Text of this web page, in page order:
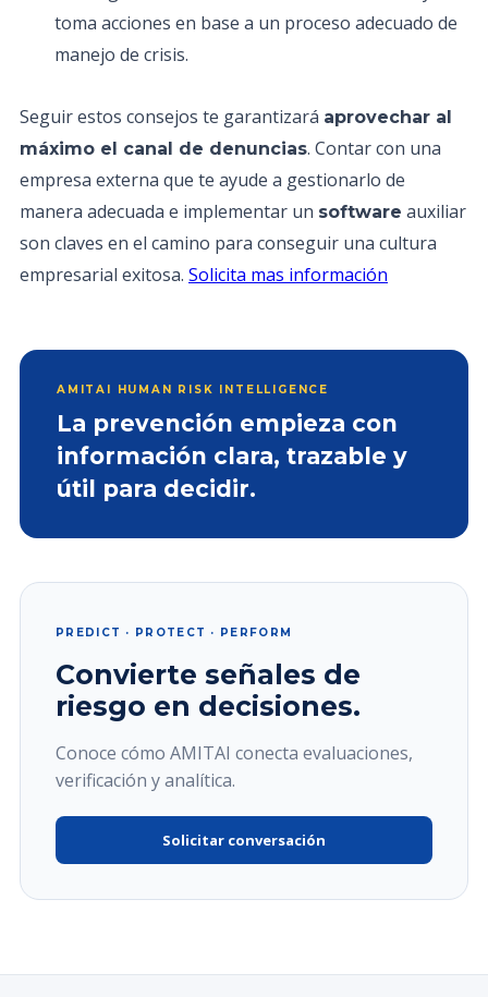
toma acciones en base a un proceso adecuado de
manejo de crisis.
Seguir estos consejos te garantizará aprovechar al
máximo el canal de denuncias. Contar con una
empresa externa que te ayude a gestionarlo de
manera adecuada e implementar un software auxiliar
son claves en el camino para conseguir una cultura
empresarial exitosa. Solicita mas información
AMITAI HUMAN RISK INTELLIGENCE
La prevención empieza con
información clara, trazable y
útil para decidir.
PREDICT · PROTECT · PERFORM
Convierte señales de
riesgo en decisiones.
Conoce cómo AMITAI conecta evaluaciones,
verificación y analítica.
Solicitar conversación